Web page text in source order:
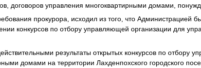
договоров управления многоквартирными домами,
прокурора, исходил из того, что Администрацией
конкурсов по отбору управляющей организации для
результаты открытых конкурсов по отбору
домами на территории Лахденпохского городского